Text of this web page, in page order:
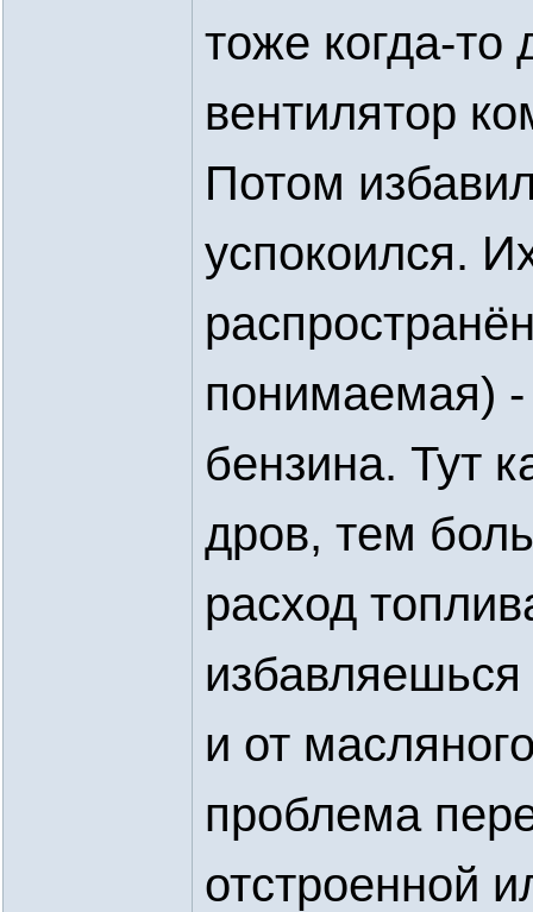
тоже когда-
вентилятор
Потом
успокоился.
понимаемая)
бензина. Тут
дров, тем
расход
избавляешься
и от
проблема
отстроенной